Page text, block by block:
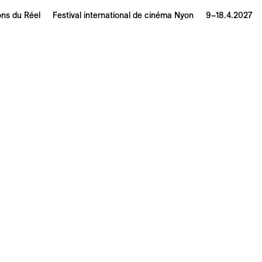
du Réel Festival international de cinéma Nyon 9–18.4.2027